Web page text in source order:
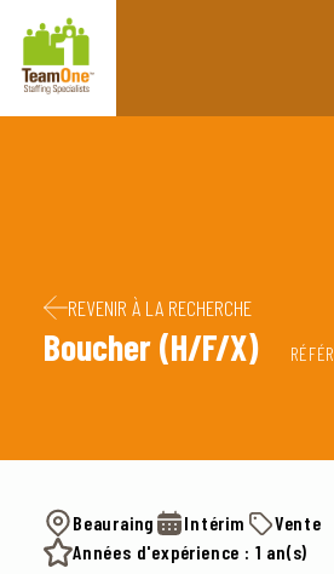
Retourner à la page d'accueil
REVENIR À LA RECHERCHE
Boucher (H/F/X)
Beauraing Intérim
Vente
Années d'expérience : 1 an(s)